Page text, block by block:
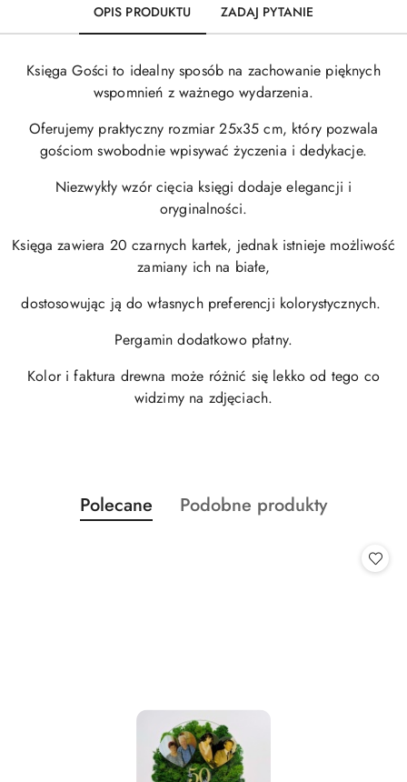
OPIS PRODUKTU ZADAJ PYTANIE
Księga Gości to idealny sposób na zachowanie pięknych
wspomnień z ważnego wydarzenia.
Oferujemy praktyczny rozmiar 25x35 cm, który pozwala
gościom swobodnie wpisywać życzenia i dedykacje.
Niezwykły wzór cięcia księgi dodaje elegancji i
oryginalności.
Księga zawiera 20 czarnych kartek, jednak istnieje możliwość
zamiany ich na białe,
dostosowując ją do własnych preferencji kolorystycznych.
Pergamin dodatkowo płatny.
Kolor i faktura drewna może różnić się lekko od tego co
widzimy na zdjęciach.
Pomiń karuzelę produktów
Produkty
o
Polecane
Produkty
Podobne produkty